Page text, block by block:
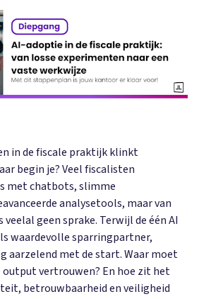
in de fiscale praktijk klinkt
begin je? Veel fiscalisten
met chatbots, slimme
analysetools, maar van
geen sprake. Terwijl de één AI
waardevolle sparringpartner,
aarzelend met de start. Waar moet
output vertrouwen? En hoe zit het
betrouwbaarheid en veiligheid